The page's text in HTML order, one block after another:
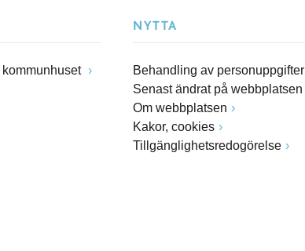
NYTTA
Behandling av personuppgifter
Senast ändrat på webbplatsen
Om webbplatsen
Kakor, cookies
Tillgänglighetsredogörelse